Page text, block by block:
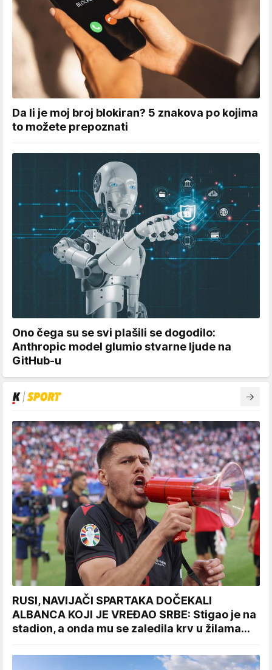
Da li je moj broj blokiran? 5 znakova po kojima
to možete prepoznati
Ono čega su se svi plašili se dogodilo:
Anthropic model glumio stvarne ljude na
GitHub-u
RUSI, NAVIJAČI SPARTAKA DOČEKALI
ALBANCA KOJI JE VREĐAO SRBE: Stigao je na
stadion, a onda mu se zaledila krv u žilama...